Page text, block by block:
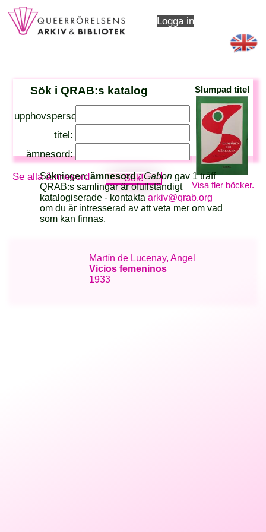
Logga in
Sök i QRAB:s katalog
upphovsperson:
titel:
ämnesord:
Se alla ämnesord
Slumpad titel
Visa fler böcker.
Sökningen:ämnesord :Gabon gav 1 träff
QRAB:s samlingar är ofullständigt
katalogiserade - kontaktaarkiv@qrab.org
om du är intresserad av att veta mer om vad
som kan finnas.
Martín de Lucenay, Angel
Vicios femeninos
1933